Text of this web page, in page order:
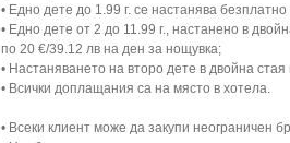
• Едно дете до 1.99 г. се настанява
• Едно дете от 2 до 11.99 г., настанено в
по 20 €/39.12 лв на ден за нощувка;
• Настаняването на второ дете в двойна
• Всички доплащания са на място в хотела.
• Всеки клиент може да закупи неограничен